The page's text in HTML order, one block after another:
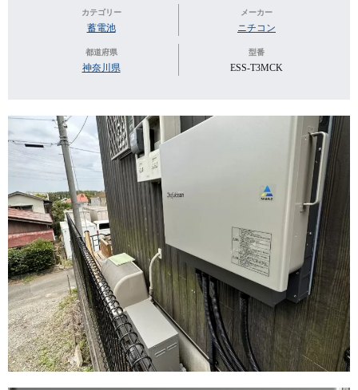
カテゴリー
蓄電池
メーカー
ニチコン
都道府県
神奈川県
型番
ESS-T3MCK